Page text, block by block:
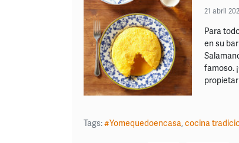
21 abril
Para
en su
famoso.
Tags:#Yomequedoencasa cocina